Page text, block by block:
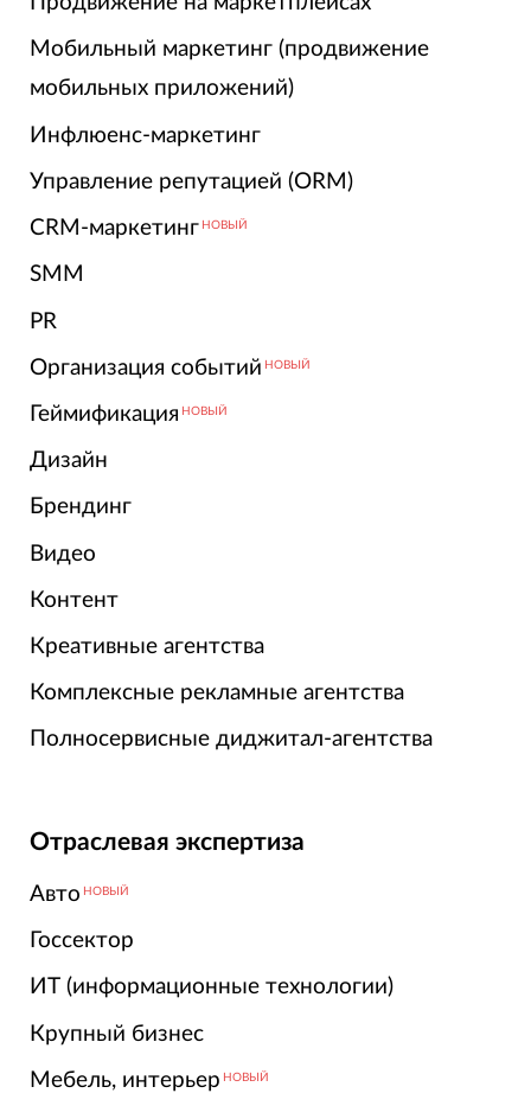
Мобильный маркетинг (продвижение
мобильных приложений)
Инфлюенс-маркетинг
Управление репутацией (ORM)
CRM-маркетинг НОВЫЙ
SMM
PR
Организация событий НОВЫЙ
Геймификация НОВЫЙ
Дизайн
Брендинг
Видео
Контент
Креативные агентства
Комплексные рекламные агентства
Полносервисные диджитал-агентства
Отраслевая экспертиза
Авто НОВЫЙ
Госсектор
ИТ (информационные технологии)
Крупный бизнес
Мебель, интерьер НОВЫЙ